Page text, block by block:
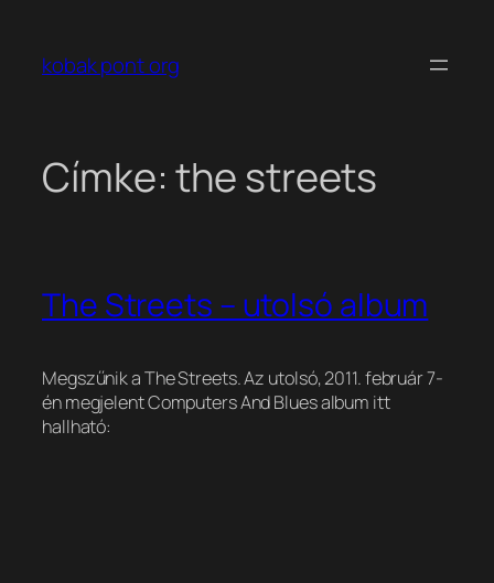
tartalomhoz
kobak pont org
Címke:the streets
The Streets – utolsó album
Megszűnik a The Streets. Az utolsó, 2011. február 7-
én megjelent Computers And Blues album itt
hallható: